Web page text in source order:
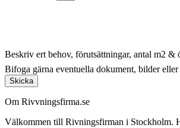
Beskriv ert behov, förutsättningar, antal m2 &
Bifoga gärna eventuella dokument, bilder
Skicka
Om Rivvningsfirma.se
Välkommen till Rivningsfirman i Stockholm.